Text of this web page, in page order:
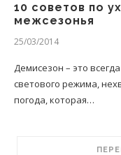
10 советов по
межсезонья
25/03/2014
Демисезон – это
светового режима,
погода, которая…